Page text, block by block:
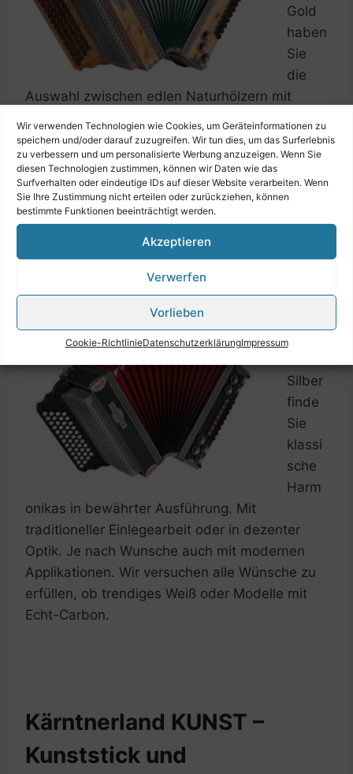
Wir verwenden Technologien wie Cookies, um Geräteinformationen zu
speichern und/oder darauf zuzugreifen. Wir tun dies, um das Surferlebnis
zu verbessern und um personalisierte Werbung anzuzeigen. Wenn Sie
diesen Technologien zustimmen, können wir Daten wie das
Surfverhalten oder eindeutige IDs auf dieser Website verarbeiten. Wenn
Sie Ihre Zustimmung nicht erteilen oder zurückziehen, können
bestimmte Funktionen beeinträchtigt werden.
Akzeptieren
Verwerfen
Vorlieben
Cookie-RichtlinieDatenschutzerklärungImpressum
Gold
haben
Sie
die
Auswahl zwischen edlen Naturhölzern mit
Optik mit Strukturbrüstung. Lassen Sie sich von
der Vielfalt unserer Gold Serie inspirieren.
Kärntnerland SILBER –
Klassisch und Modern
In der
Silber
finde
Sie
klassi
sche
Harm
onikas in bewährter Ausführung. Mit
traditioneller Einlegearbeit oder in dezenter
Optik. Je nach Wunsche auch mit modernen
Applikationen. Wir versuchen alle Wünsche zu
erfüllen, ob trendiges Weiß oder Modelle mit
Echt-Carbon.
Kärntnerland KUNST –
Kunststick und